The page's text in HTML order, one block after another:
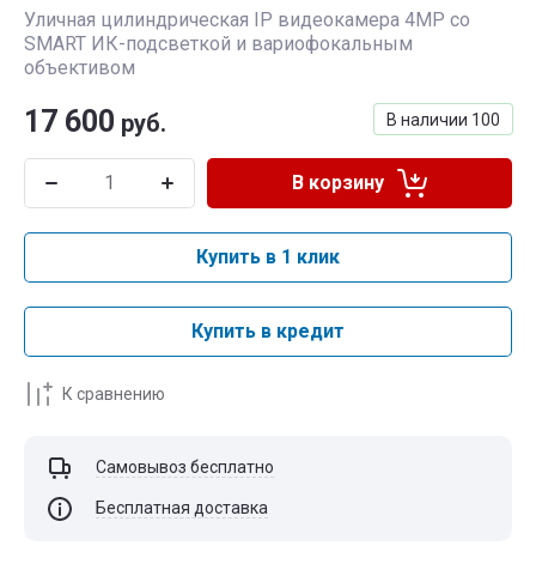
Уличная цилиндрическая IP видеокамера 4MP со
SMART ИК-подсветкой и вариофокальным
объективом
В наличии 100
17 600 руб.
В корзину
Купить в 1 клик
Купить в кредит
К сравнению
Самовывоз бесплатно
Бесплатная доставка